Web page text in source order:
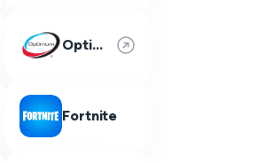
Optimum
Fortnite